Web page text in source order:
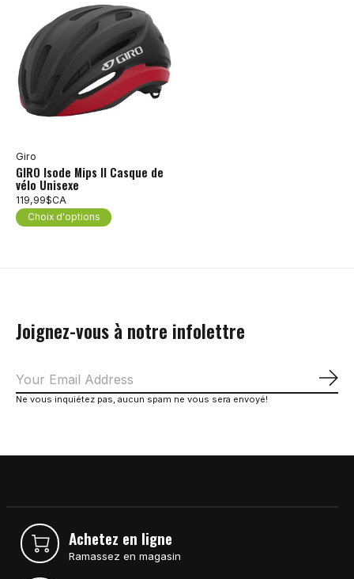
Giro
GIRO Isode Mips II Casque de
vélo Unisexe
119,99$CA
Choix d'options
Joignez-vous à notre infolettre
Ne vous inquiétez pas, aucun spam ne vous sera envoyé!
Achetez en ligne
Ramassez en magasin